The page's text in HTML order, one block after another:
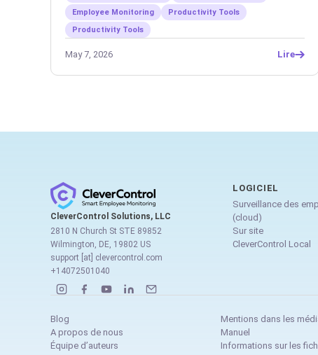
Employee Monitoring
Productivity Tools
Productivity Tools
May 7, 2026 Lire
CleverControl Solutions, LLC
2810 N Church St STE 89852
Wilmington, DE, 19802 US
support [at] clevercontrol.com
+14072501040
LOGICIEL
Surveillance des
(cloud)
Sur site
CleverControl Local
Blog
A propos de nous
Équipe d’auteurs
Mentions dans les
Manuel
Informations sur les